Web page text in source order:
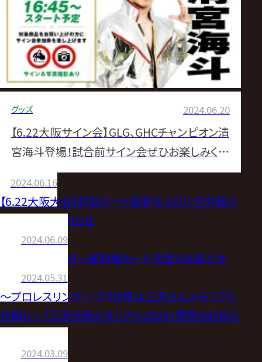
グッズ 2024.06.20
【6.22大阪サイン会】GLG、GHCチャンピオン清
宮海斗登場！試合前サイン会ぜひお楽しみくだ
2024.06.16
【6.22大阪大会】対戦カード変更ならびに全対戦カ
ード決定のお知らせ
2024.06.09
【6.22大阪大会】一部対戦カード決定のお知らせ
2024.05.31
～プロレスリング・ノアの6月は三沢さんメモリアル
月間に～「三沢光晴メモリアル2024」実施のお知ら
2024.03.09